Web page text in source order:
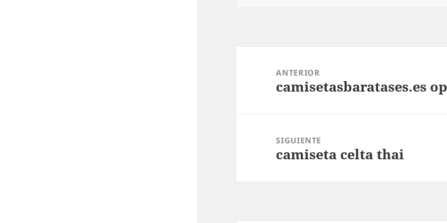
entradas
ANTERIOR
Entrada
camisetasbaratases.es
SIGUIENTE
Entrada
camiseta celta thai